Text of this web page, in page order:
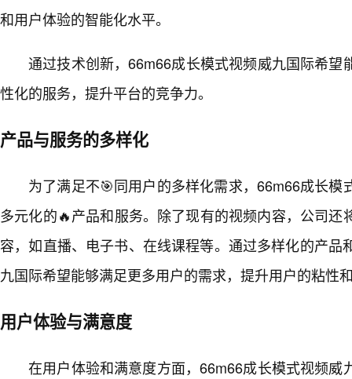
和用户体验的智能化水平。
通过技术创新，66m66成长模式视频威九国际希望
性化的服务，提升平台的竞争力。
产品与服务的多样化
为了满足不🎯同用户的多样化需求，66m66成长模
多元化的🔥产品和服务。除了现有的视频内容，公司还
容，如直播、电子书、在线课程等。通过多样化的产品
九国际希望能够满足更多用户的需求，提升用户的粘性
用户体验与满意度
在用户体验和满意度方面，66m66成长模式视频威